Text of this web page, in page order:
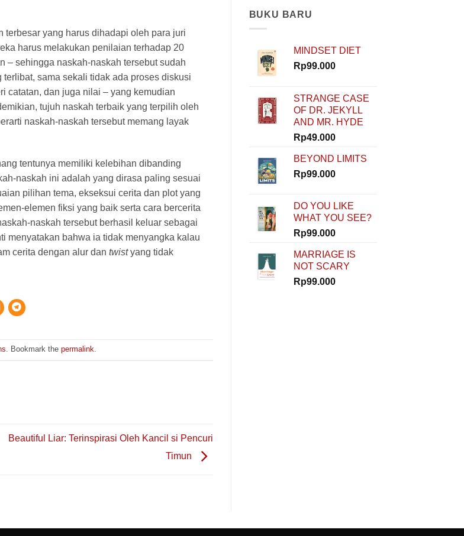
yang harus dihadapi oleh para juri
harus melakukan penilaian terhadap 20
– sehingga naskah-naskah tersebut sudah
sama sekali tidak ada proses diskusi
catatan, dan juga nilai – yang kemudian
tujuh naskah terbaik yang terpilih oleh
naskah-naskah tersebut memang layak
tentunya memiliki kelebihan dibanding
naskah ini adalah yang dirasa paling sesuai
pilihan tema, ekseksui cerita dan plot yang
elemen fiksi yang baik serta cara bercerita
naskah tersebut berhasil keluar sebagai
menyatakan bahwa ia tidak menyangka kalau
cerita dengan alur dan twistyang tidak
. Bookmark thepermalink.
Beautiful Liar: Terinspirasi Oleh Kancil si Pencuri
Timun
Nur
Ibrahim
Buktiin
Dimulai
dari
Nol
How
Start
BUKU BARU
MINDSET DIET
Rp99.000
STRANGE CASE
OF DR. JEKYLL
AND MR. HYDE
Rp49.000
BEYOND LIMITS
Rp99.000
DO YOU LIKE
WHAT YOU SEE?
Rp99.000
MARRIAGE IS
NOT SCARY
Rp99.000